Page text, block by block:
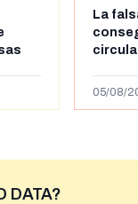
la
La
circula
05/08/
DATA?